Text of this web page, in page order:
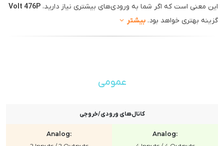
این معنی است که اگر شما به ورودی‌های بیشتری نیاز دارید، Volt 476P
گزینه بهتری خواهد بود. بیشتر
عمومی
کانال‌های ورودی/خروجی
Analog:
Analog: